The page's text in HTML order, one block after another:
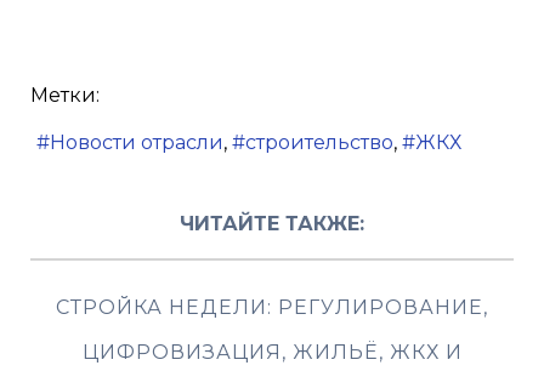
Метки:
Новости отрасли строительство ЖКХ
ЧИТАЙТЕ ТАКЖЕ:
СТРОЙКА НЕДЕЛИ: РЕГУЛИРОВАНИЕ,
ЦИФРОВИЗАЦИЯ, ЖИЛЬЁ, ЖКХ И